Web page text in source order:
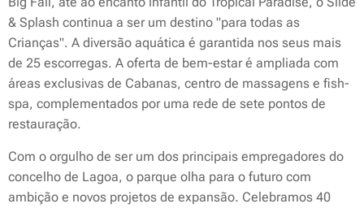
& Splash continua a ser um destino "para todas as
Crianças". A diversão aquática é garantida nos seus mais
de 25 escorregas. A oferta de bem-estar é ampliada com
áreas exclusivas de Cabanas, centro de massagens e fish-
spa, complementados por uma rede de sete pontos de
restauração.
Com o orgulho de ser um dos principais empregadores do
concelho de Lagoa, o parque olha para o futuro com
ambição e novos projetos de expansão. Celebramos 40